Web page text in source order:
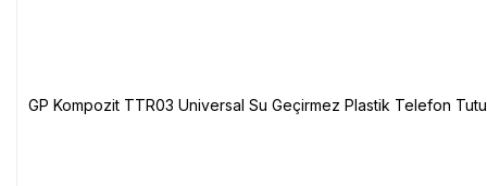
GP Kompozit TTR03 Universal Su Geçirmez Plastik Telefon